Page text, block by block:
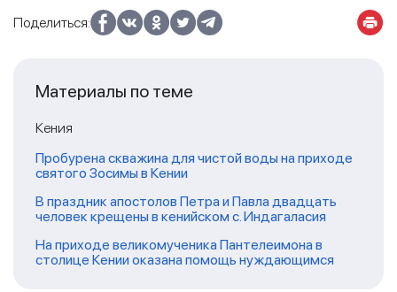
Поделиться:
Материалы по теме
Кения
Пробурена скважина для чистой воды на приходе
святого Зосимы в Кении
В праздник апостолов Петра и Павла двадцать
человек крещены в кенийском с. Индагаласия
На приходе великомученика Пантелеимона в
столице Кении оказана помощь нуждающимся